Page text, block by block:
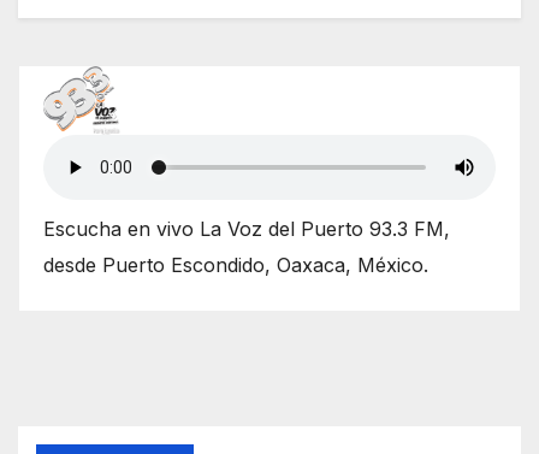
Escucha en vivo La Voz del Puerto 93.3 FM,
desde Puerto Escondido, Oaxaca, México.